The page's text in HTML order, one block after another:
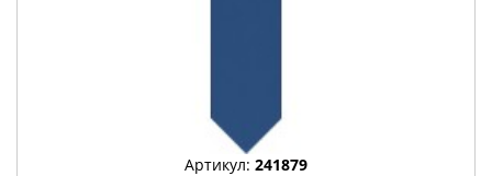
Артикул: 241879